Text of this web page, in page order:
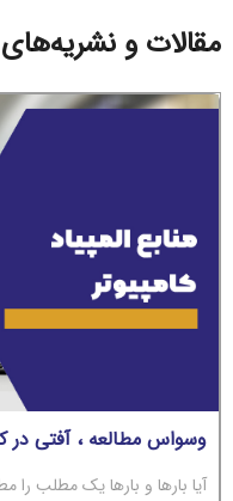
مقالات و
وسواس مطالعه ، آفتی در
آیا بارها و بارها یک مطلب را